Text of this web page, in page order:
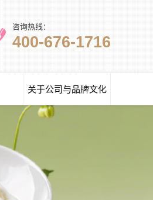
咨询热线：
400-676-1716
关于公司与品牌文化